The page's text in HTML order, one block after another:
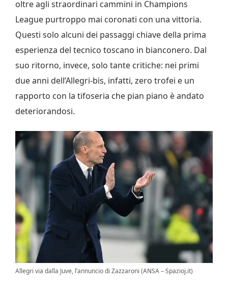
oltre agli straordinari cammini in Champions
League purtroppo mai coronati con una vittoria.
Questi solo alcuni dei passaggi chiave della prima
esperienza del tecnico toscano in bianconero. Dal
suo ritorno, invece, solo tante critiche: nei primi
due anni dell’Allegri-bis, infatti, zero trofei e un
rapporto con la tifoseria che pian piano è andato
deteriorandosi.
Allegri via dalla Juve, l’annuncio di Zazzaroni (ANSA – Spazioj.it)